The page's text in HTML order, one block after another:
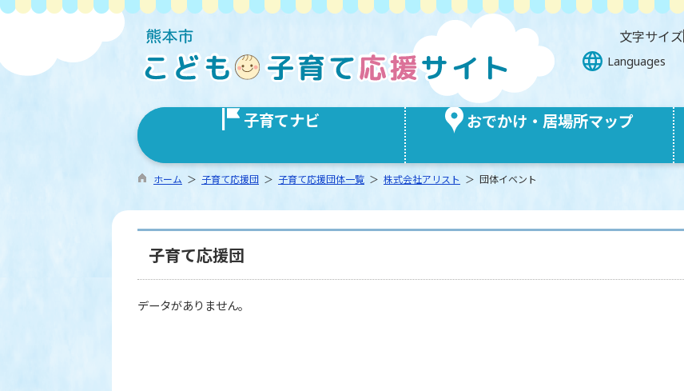
文字サイズ
Languages
子育てナビ おでかけ・居場所マップ
ホーム ＞ 子育て応援団 ＞ 子育て応援団体一覧 ＞ 株式会社アリスト ＞ 団体イベント
子育て応援団
データがありません。